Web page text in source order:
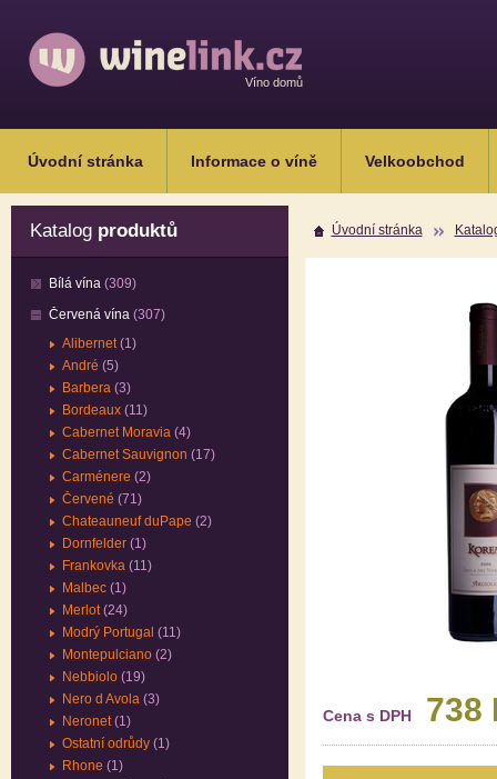
Víno domů
Úvodní stránka Informace o víně Velkoobchod
Katalog produktů
Bílá vína (309)
Červená vína (307)
Alibernet(1)
André (5)
Barbera (3)
Bordeaux (11)
Cabernet Moravia (4)
Cabernet Sauvignon (17)
Carménere (2)
Červené (71)
Chateauneuf duPape (2)
Dornfelder (1)
Frankovka (11)
Malbec (1)
Merlot(24)
Modrý Portugal (11)
Montepulciano (2)
Nebbiolo (19)
Nero d Avola (3)
Neronet(1)
Ostatní odrůdy (1)
Rhone (1)
Úvodní stránka
Cena s DPH 738